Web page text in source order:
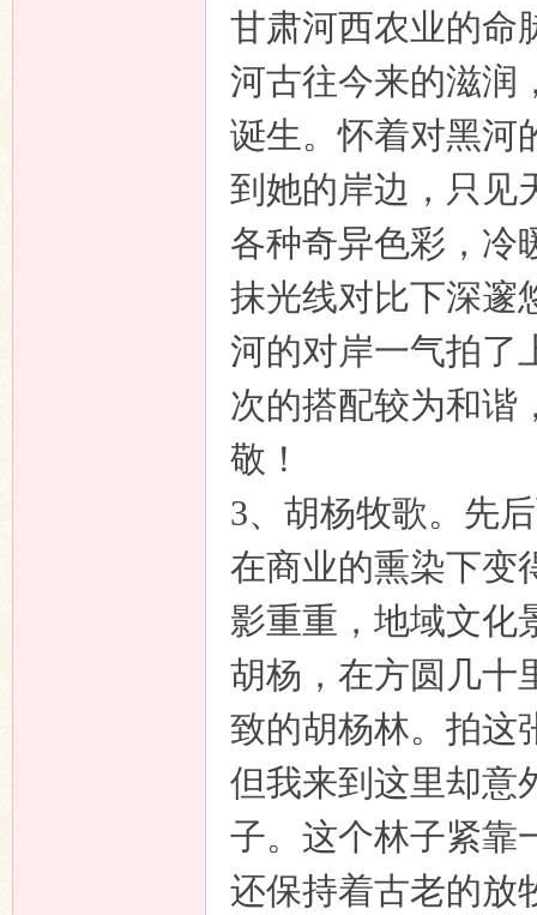
甘肃河西农业的命
河古往今来的滋润
诞生。怀着对黑河
到她的岸边，只见
各种奇异色彩，冷
抹光线对比下深邃
河的对岸一气拍了
次的搭配较为和谐
敬！
3、胡杨牧歌。 先
在商业的熏染下变
影重重，地域文化
胡杨，在方圆几十
致的胡杨林。拍这
但我来到这里却意
子。这个林子紧靠
还保持着古老的放